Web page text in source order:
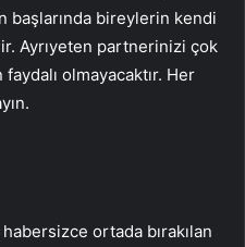
başlarında bireylerin kendi
Ayrıyeten partnerinizi çok
olmayacaktır. Her
ortada bırakılan